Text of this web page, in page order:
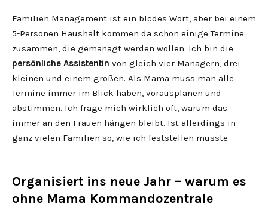
Familien Management ist ein blödes Wort, aber bei einem
5-Personen Haushalt kommen da schon einige Termine
zusammen, die gemanagt werden wollen. Ich bin die
persönliche Assistentin von gleich vier Managern, drei
kleinen und einem großen. Als Mama muss man alle
Termine immer im Blick haben, vorausplanen und
abstimmen. Ich frage mich wirklich oft, warum das
immer an den Frauen hängen bleibt. Ist allerdings in
ganz vielen Familien so, wie ich feststellen musste.
Organisiert ins neue Jahr – warum es
ohne Mama Kommandozentrale